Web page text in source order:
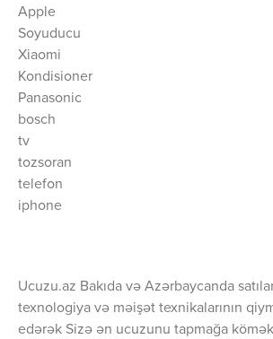
Apple
Soyuducu
Xiaomi
Kondisioner
Panasonic
bosch
tv
tozsoran
telefon
iphone
Ucuzu.az Bakıda və Azərbaycanda
texnologiya və məişət texnikalarının
edərək Sizə ən ucuzunu tapmağa